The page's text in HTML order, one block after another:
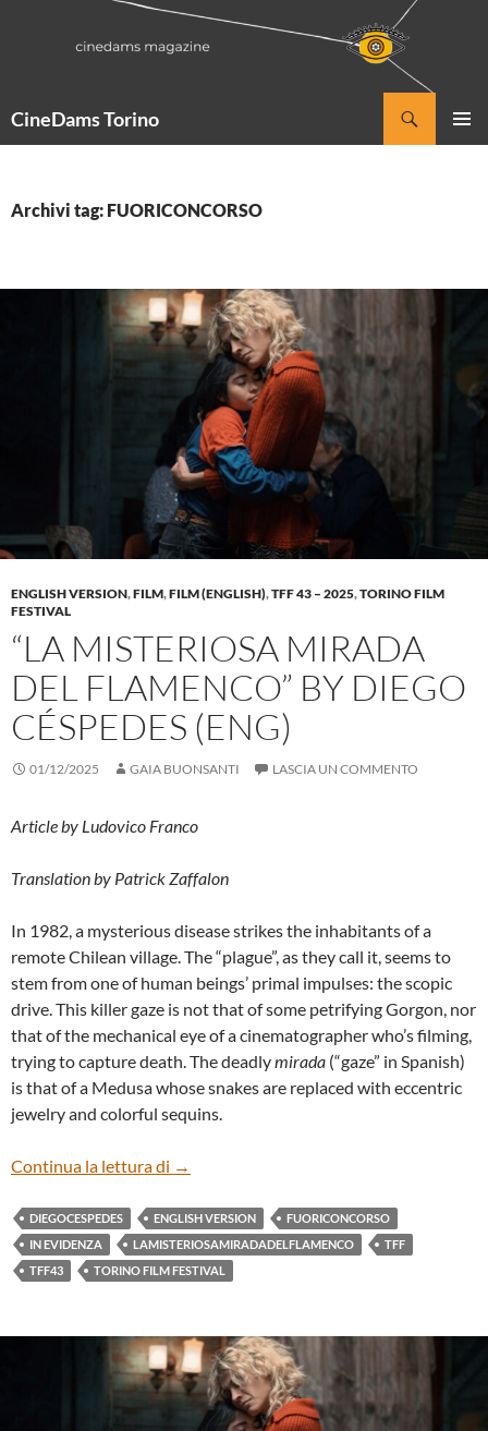
CineDams Torino
Archivi tag: FUORICONCORSO
ENGLISH VERSION,FILM,FILM (ENGLISH),TFF 43 – 2025,TORINO FILM
FESTIVAL
“LA MISTERIOSA MIRADA
DEL FLAMENCO” BY DIEGO
CÉSPEDES (ENG)
01/12/2025 GAIA BUONSANTI LASCIA UN COMMENTO
Article by Ludovico Franco
Translation by Patrick Zaffalon
In 1982, a mysterious disease strikes the inhabitants of a
remote Chilean village. The “plague”, as they call it, seems to
stem from one of human beings’ primal impulses: the scopic
drive. This killer gaze is not that of some petrifying Gorgon, nor
that of the mechanical eye of a cinematographer who’s filming,
trying to capture death. The deadlymirada (“gaze” in Spanish)
is that of a Medusa whose snakes are replaced with eccentric
jewelry and colorful sequins.
Continua la lettura di “LA MISTERIOSA MIRADA DEL
→
DIEGOCESPEDES ENGLISH VERSION
FUORICONCORSO
IN EVIDENZA
LAMISTERIOSAMIRADADELFLAMENCO
TFF
TFF43
TORINO FILM FESTIVAL